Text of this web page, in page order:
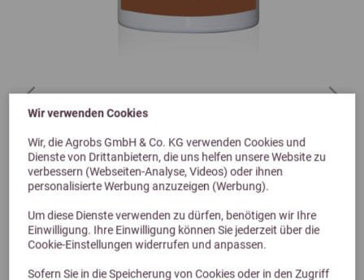
Wir verwenden Cookies
Wir, die Agrobs GmbH & Co. KG verwenden Cookies und
Dienste von Drittanbietern, die uns helfen unsere Website zu
verbessern (Webseiten-Analyse, Videos) oder ihnen
personalisierte Werbung anzuzeigen (Werbung).
Um diese Dienste verwenden zu dürfen, benötigen wir Ihre
Einwilligung. Ihre Einwilligung können Sie jederzeit über die
Cookie-Einstellungen widerrufen und anpassen.
Sofern Sie in die Speicherung von Cookies oder in den Zugriff
dr. WEYRAUCH Nr. 5 Frühlingserwachen 400 g
Kräuter für die Leber - für Pferde